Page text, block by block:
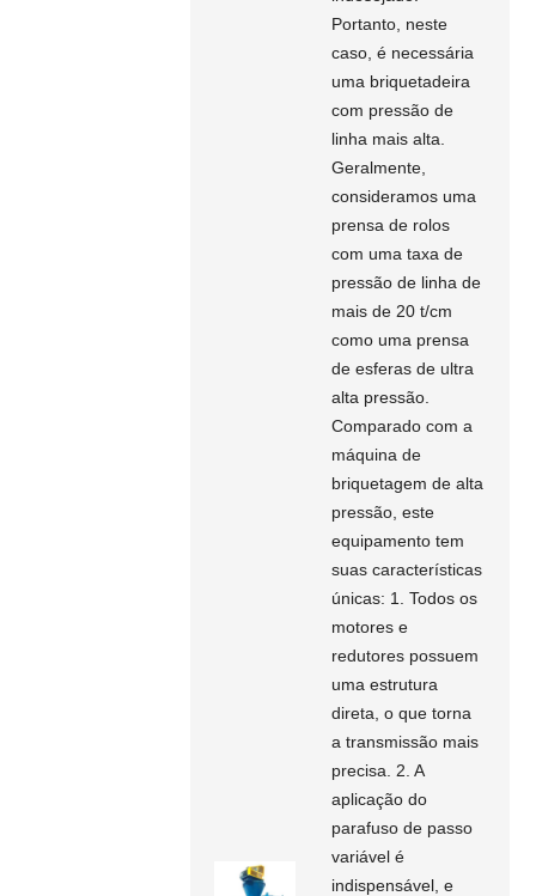
Portanto, neste
caso, é necessária
uma briquetadeira
com pressão de
linha mais alta.
Geralmente,
consideramos uma
prensa de rolos
com uma taxa de
pressão de linha de
mais de 20 t/cm
como uma prensa
de esferas de ultra
alta pressão.
Comparado com a
máquina de
briquetagem de alta
pressão, este
equipamento tem
suas características
únicas: 1. Todos os
motores e
redutores possuem
uma estrutura
direta, o que torna
a transmissão mais
precisa. 2. A
aplicação do
parafuso de passo
variável é
indispensável, e